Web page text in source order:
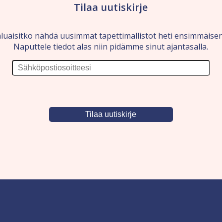
Tilaa uutiskirje
nähdä uusimmat tapettimallistot heti
Naputtele tiedot alas niin pidämme sinut ajantasalla.